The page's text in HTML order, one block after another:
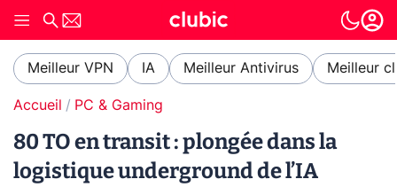
Meilleur VPN IA Meilleur Antivirus Meilleur
Accueil PC & Gaming
80 TO en transit : plongée dans la
logistique underground de l’IA